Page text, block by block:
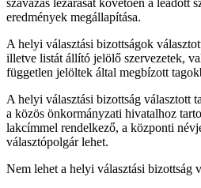
szavazás lezárását követően a leadott
eredmények megállapítása.
A helyi választási bizottságok
illetve listát állító jelölő szervezetek,
független jelöltek által megbízott
A helyi választási bizottság választott
a közös önkormányzati hivatalhoz
lakcímmel rendelkező, a központi
választópolgár lehet.
Nem lehet a helyi választási bizottság